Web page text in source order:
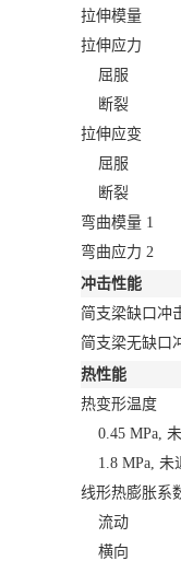
拉伸模量
拉伸应力
屈服
断裂
拉伸应变
屈服
断裂
弯曲模量 1
弯曲应力 2
冲击性能
简支梁缺口冲
简支梁无缺口
热性能
热变形温度
0.45 MPa,
1.8 MPa, 未
线形热膨胀系
流动
横向